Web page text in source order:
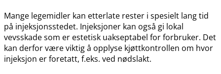
Mange legemidler kan etterlate rester i spesielt lang tid
på injeksjonsstedet. Injeksjoner kan også gi lokal
vevsskade som er estetisk uakseptabel for forbruker. Det
kan derfor være viktig å opplyse kjøttkontrollen om hvor
injeksjon er foretatt, f.eks. ved nødslakt.